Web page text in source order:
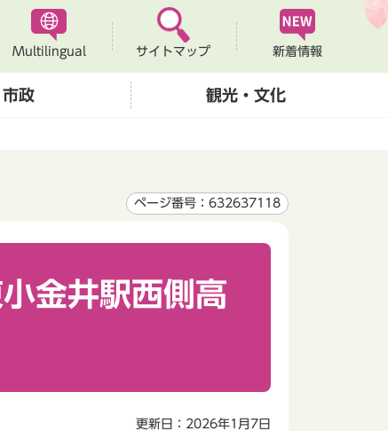
Multilingual サイトマップ 新着情報
市政 観光・文化
ページ番号：632637118
金井駅西側高
更新日：2026年1月7日